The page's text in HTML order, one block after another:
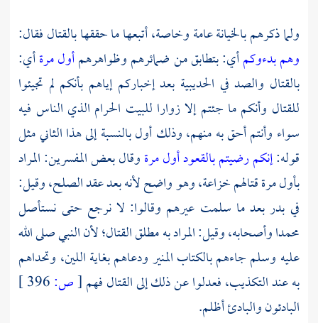
ولما ذكرهم بالخيانة عامة وخاصة، أتبعها ما حققها بالقتال فقال:
وهم بدءوكمأي: بتطابق من ضمائرهم وظواهرهمأول مرةأي:
بالقتال والصد في الحديبية بعد إخباركم إياهم بأنكم لم تجيئوا
للقتال وأنكم ما جئتم إلا زوارا للبيت الحرام الذي الناس فيه
سواء وأنتم أحق به منهم، وذلك أول بالنسبة إلى هذا الثاني مثل
قوله:إنكم رضيتم بالقعود أول مرةوقال بعض المفسرين: المراد
بأول مرة قتالهم خزاعة، وهو واضح لأنه بعد عقد الصلح، وقيل:
في بدر بعد ما سلمت عيرهم وقالوا: لا نرجع حتى نستأصل
محمدا وأصحابه، وقيل: المراد به مطلق القتال؛ لأن النبي صلى الله
عليه وسلم جاءهم بالكتاب المنير ودعاهم بغاية اللين، وتحداهم
به عند التكذيب، فعدلوا عن ذلك إلى القتال فهم[ص:
البادئون والبادئ أظلم.